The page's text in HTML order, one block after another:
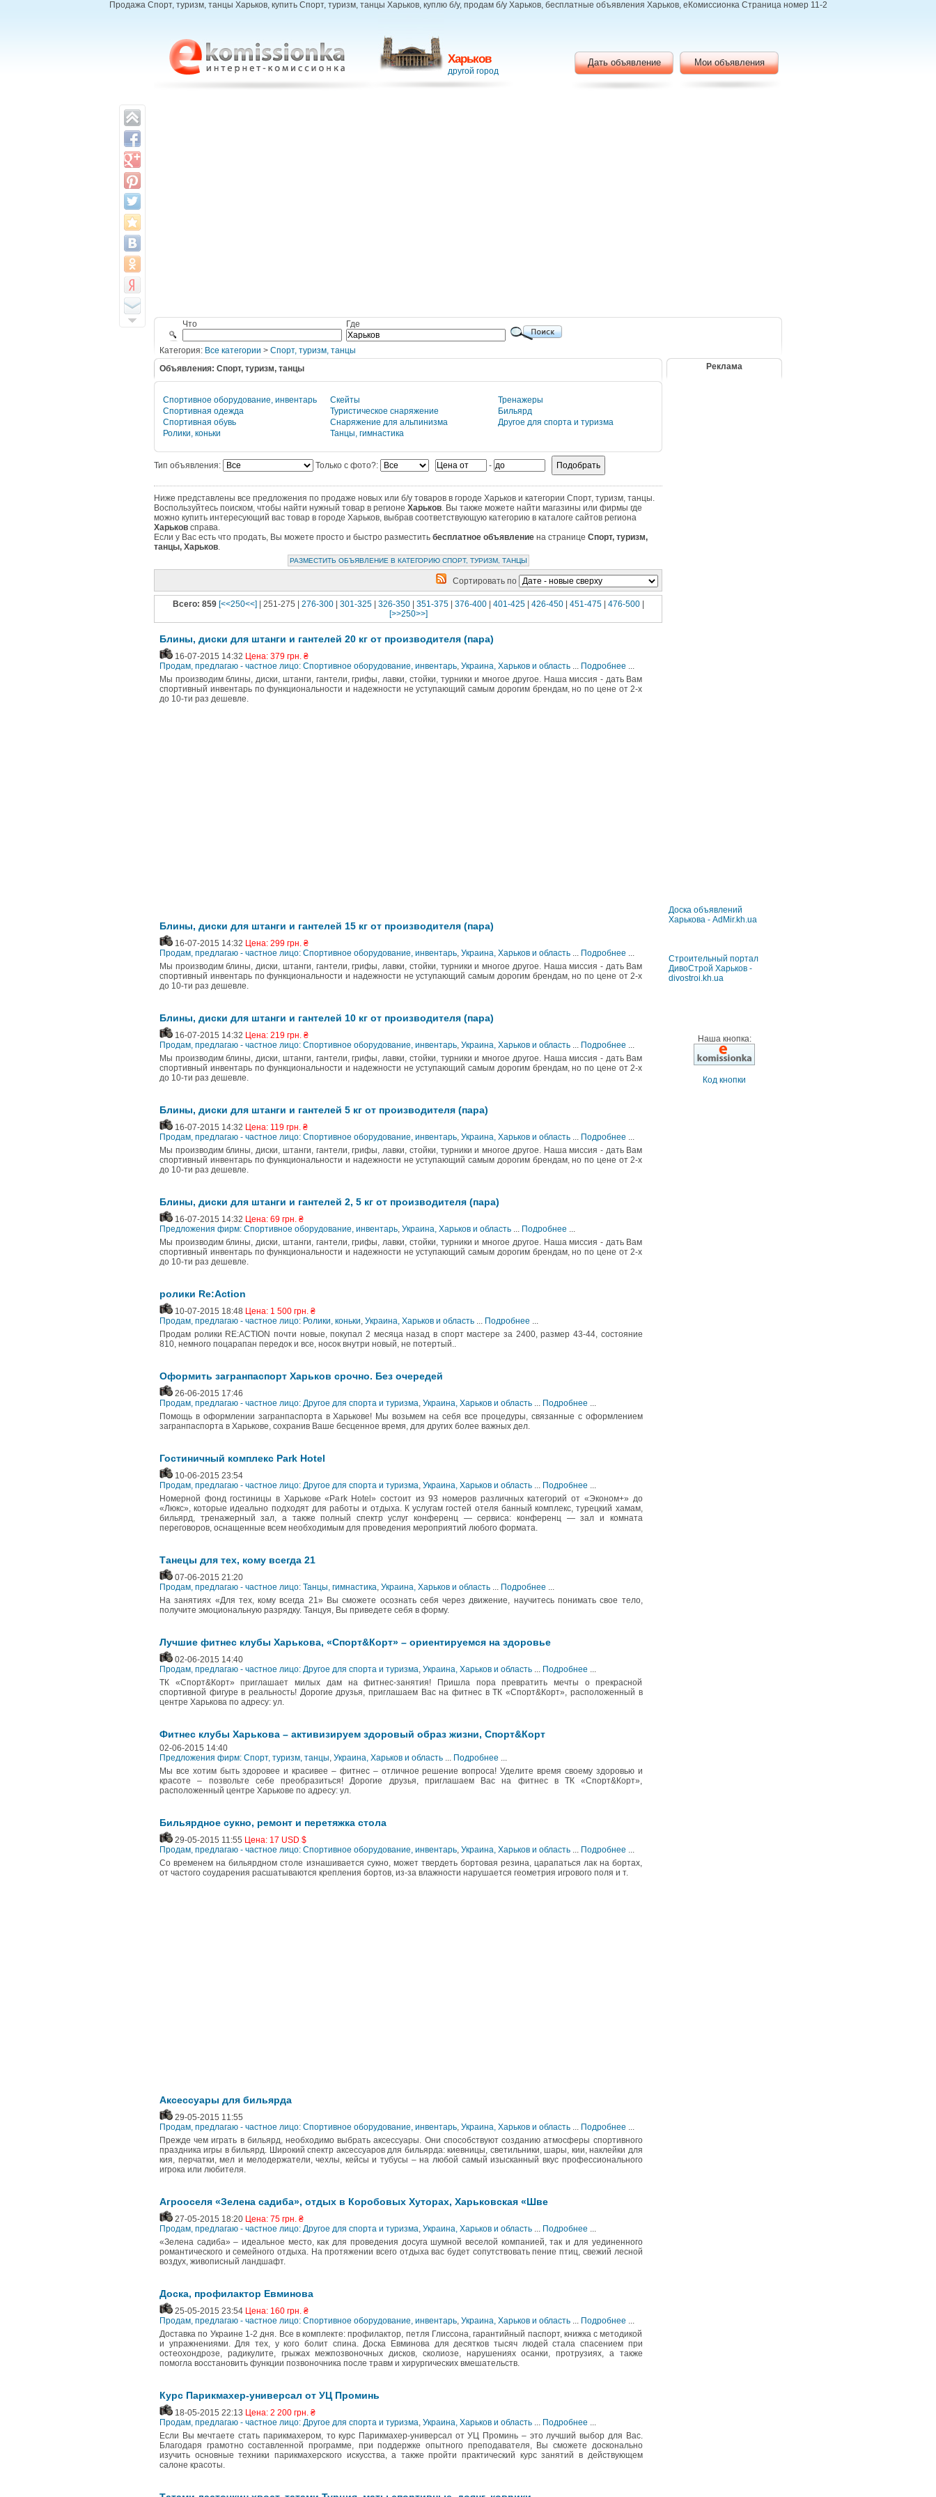
Продажа Cпорт, туризм, танцы Харьков, купить Cпорт, туризм, танцы Харьков, куплю б/у, продам б/у Харьков, бесплатные объявления Харьков, еКомиссионка Страница номер 11-2
Харьков
другой город
Дать объявление Мои объявления
Что Где
Категория: Все категории > Cпорт, туризм, танцы
Объявления: Cпорт, туризм, танцы
Спортивное оборудование, инвентарь
Спортивная одежда
Спортивная обувь
Ролики, коньки
Скейты
Туристическое снаряжение
Снаряжение для альпинизма
Танцы, гимнастика
Тренажеры
Бильярд
Другое для спорта и туризма
Тип объявления: Только с фото?: -
Ниже представлены все предложения по продаже новых или б/у товаров в городе Харьков и категории Cпорт, туризм, танцы.
Воспользуйтесь поиском, чтобы найти нужный товар в регионе Харьков. Вы также можете найти магазины или фирмы где
можно купить интересующий вас товар в городе Харьков, выбрав соответствующую категорию в каталоге сайтов региона
Харьков справа.
Если у Вас есть что продать, Вы можете просто и быстро разместить бесплатное объявление на странице Cпорт, туризм,
танцы, Харьков.
РАЗМЕСТИТЬ ОБЪЯВЛЕНИЕ В КАТЕГОРИЮ CПОРТ, ТУРИЗМ, ТАНЦЫ
Сортировать по
Всего: 859 [<<250<<] | 251-275 | 276-300| 301-325| 326-350| 351-375| 376-400| 401-425| 426-450| 451-475| 476-500|
[>>250>>]
Блины, диски для штанги и гантелей 20 кг от производителя (пара)
16-07-2015 14:32 Цена: 379 грн. ₴
Продам, предлагаю - частное лицо: Спортивное оборудование, инвентарь, Украина, Харьков и область ... Подробнее ...
Мы производим блины, диски, штанги, гантели, грифы, лавки, стойки, турники и многое другое. Наша миссия - дать Вам
спортивный инвентарь по функциональности и надежности не уступающий самым дорогим брендам, но по цене от 2-х
до 10-ти раз дешевле.
Блины, диски для штанги и гантелей 15 кг от производителя (пара)
16-07-2015 14:32 Цена: 299 грн. ₴
Продам, предлагаю - частное лицо: Спортивное оборудование, инвентарь, Украина, Харьков и область ... Подробнее ...
Мы производим блины, диски, штанги, гантели, грифы, лавки, стойки, турники и многое другое. Наша миссия - дать Вам
спортивный инвентарь по функциональности и надежности не уступающий самым дорогим брендам, но по цене от 2-х
до 10-ти раз дешевле.
Блины, диски для штанги и гантелей 10 кг от производителя (пара)
16-07-2015 14:32 Цена: 219 грн. ₴
Продам, предлагаю - частное лицо: Спортивное оборудование, инвентарь, Украина, Харьков и область ... Подробнее ...
Мы производим блины, диски, штанги, гантели, грифы, лавки, стойки, турники и многое другое. Наша миссия - дать Вам
спортивный инвентарь по функциональности и надежности не уступающий самым дорогим брендам, но по цене от 2-х
до 10-ти раз дешевле.
Блины, диски для штанги и гантелей 5 кг от производителя (пара)
16-07-2015 14:32 Цена: 119 грн. ₴
Продам, предлагаю - частное лицо: Спортивное оборудование, инвентарь, Украина, Харьков и область ... Подробнее ...
Мы производим блины, диски, штанги, гантели, грифы, лавки, стойки, турники и многое другое. Наша миссия - дать Вам
спортивный инвентарь по функциональности и надежности не уступающий самым дорогим брендам, но по цене от 2-х
до 10-ти раз дешевле.
Блины, диски для штанги и гантелей 2, 5 кг от производителя (пара)
16-07-2015 14:32 Цена: 69 грн. ₴
Предложения фирм: Спортивное оборудование, инвентарь, Украина, Харьков и область ... Подробнее ...
Мы производим блины, диски, штанги, гантели, грифы, лавки, стойки, турники и многое другое. Наша миссия - дать Вам
спортивный инвентарь по функциональности и надежности не уступающий самым дорогим брендам, но по цене от 2-х
до 10-ти раз дешевле.
ролики Re:Action
10-07-2015 18:48 Цена: 1 500 грн. ₴
Продам, предлагаю - частное лицо: Ролики, коньки, Украина, Харьков и область ... Подробнее ...
Продам ролики RE:ACTION почти новые, покупал 2 месяца назад в спорт мастере за 2400, размер 43-44, состояние
810, немного поцарапан передок и все, носок внутри новый, не потертый..
Оформить загранпаспорт Харьков срочно. Без очередей
26-06-2015 17:46
Продам, предлагаю - частное лицо: Другое для спорта и туризма, Украина, Харьков и область ... Подробнее ...
Помощь в оформлении загранпаспорта в Харькове! Мы возьмем на себя все процедуры, связанные с оформлением
загранпаспорта в Харькове, сохранив Ваше бесценное время, для других более важных дел.
Гостиничный комплекс Park Hotel
10-06-2015 23:54
Продам, предлагаю - частное лицо: Другое для спорта и туризма, Украина, Харьков и область ... Подробнее ...
Номерной фонд гостиницы в Харькове «Park Hotel» состоит из 93 номеров различных категорий от «Эконом+» до
«Люкс», которые идеально подходят для работы и отдыха. К услугам гостей отеля банный комплекс, турецкий хамам,
бильярд, тренажерный зал, а также полный спектр услуг конференц — сервиса: конференц — зал и комната
переговоров, оснащенные всем необходимым для проведения мероприятий любого формата.
Танецы для тех, кому всегда 21
07-06-2015 21:20
Продам, предлагаю - частное лицо: Танцы, гимнастика, Украина, Харьков и область ... Подробнее ...
На занятиях «Для тех, кому всегда 21» Вы сможете осознать себя через движение, научитесь понимать свое тело,
получите эмоциональную разрядку. Танцуя, Вы приведете себя в форму.
Лучшие фитнес клубы Харькова, «Спорт&Корт» – ориентируемся на здоровье
02-06-2015 14:40
Продам, предлагаю - частное лицо: Другое для спорта и туризма, Украина, Харьков и область ... Подробнее ...
ТК «Спорт&Корт» приглашает милых дам на фитнес-занятия! Пришла пора превратить мечты о прекрасной
спортивной фигуре в реальность! Дорогие друзья, приглашаем Вас на фитнес в ТК «Спорт&Корт», расположенный в
центре Харькова по адресу: ул.
Фитнес клубы Харькова – активизируем здоровый образ жизни, Спорт&Корт
02-06-2015 14:40
Предложения фирм: Cпорт, туризм, танцы, Украина, Харьков и область ... Подробнее ...
Мы все хотим быть здоровее и красивее – фитнес – отличное решение вопроса! Уделите время своему здоровью и
красоте – позвольте себе преобразиться! Дорогие друзья, приглашаем Вас на фитнес в ТК «Спорт&Корт»,
расположенный центре Харькове по адресу: ул.
Бильярдное сукно, ремонт и перетяжка стола
29-05-2015 11:55 Цена: 17 USD $
Продам, предлагаю - частное лицо: Спортивное оборудование, инвентарь, Украина, Харьков и область ... Подробнее ...
Со временем на бильярдном столе изнашивается сукно, может твердеть бортовая резина, царапаться лак на бортах,
от частого соударения расшатываются крепления бортов, из-за влажности нарушается геометрия игрового поля и т.
Аксессуары для бильярда
29-05-2015 11:55
Продам, предлагаю - частное лицо: Спортивное оборудование, инвентарь, Украина, Харьков и область ... Подробнее ...
Прежде чем играть в бильярд, необходимо выбрать аксессуары. Они способствуют созданию атмосферы спортивного
праздника игры в бильярд. Широкий спектр аксессуаров для бильярда: киевницы, светильники, шары, кии, наклейки для
кия, перчатки, мел и мелодержатели, чехлы, кейсы и тубусы – на любой самый изысканный вкус профессионального
игрока или любителя.
Агрооселя «Зелена садиба», отдых в Коробовых Хуторах, Харьковская «Шве
27-05-2015 18:20 Цена: 75 грн. ₴
Продам, предлагаю - частное лицо: Другое для спорта и туризма, Украина, Харьков и область ... Подробнее ...
«Зелена садиба» – идеальное место, как для проведения досуга шумной веселой компанией, так и для уединенного
романтического и семейного отдыха. На протяжении всего отдыха вас будет сопутствовать пение птиц, свежий лесной
воздух, живописный ландшафт.
Доска, профилактор Евминова
25-05-2015 23:54 Цена: 160 грн. ₴
Продам, предлагаю - частное лицо: Спортивное оборудование, инвентарь, Украина, Харьков и область ... Подробнее ...
Доставка по Украине 1-2 дня. Все в комплекте: профилактор, петля Глиссона, гарантийный паспорт, книжка с методикой
и упражнениями. Для тех, у кого болит спина. Доска Евминова для десятков тысяч людей стала спасением при
остеохондрозе, радикулите, грыжах межпозвоночных дисков, сколиозе, нарушениях осанки, протрузиях, а также
помогла восстановить функции позвоночника после травм и хирургических вмешательств.
Курс Парикмахер-универсал от УЦ Проминь
18-05-2015 22:13 Цена: 2 200 грн. ₴
Продам, предлагаю - частное лицо: Другое для спорта и туризма, Украина, Харьков и область ... Подробнее ...
Если Вы мечтаете стать парикмахером, то курс Парикмахер-универсал от УЦ Проминь – это лучший выбор для Вас.
Благодаря грамотно составленной программе, при поддержке опытного преподавателя, Вы сможете досконально
изучить основные техники парикмахерского искусства, а также пройти практический курс занятий в действующем
салоне красоты.
Реклама
Доска объявлений
Харькова - AdMir.kh.ua
Строительный портал
ДивоСтрой Харьков -
divostroi.kh.ua
Наша кнопка:
Код кнопки